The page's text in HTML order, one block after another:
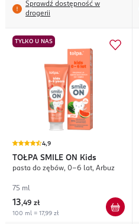
Sprawdź dostępność w
drogerii
TYLKO U NAS
4,9
TOŁPA SMILE ON Kids
pasta do zębów, 0-6 lat, Arbuz
75 ml
13,49 zł
100 ml = 17,99 zł